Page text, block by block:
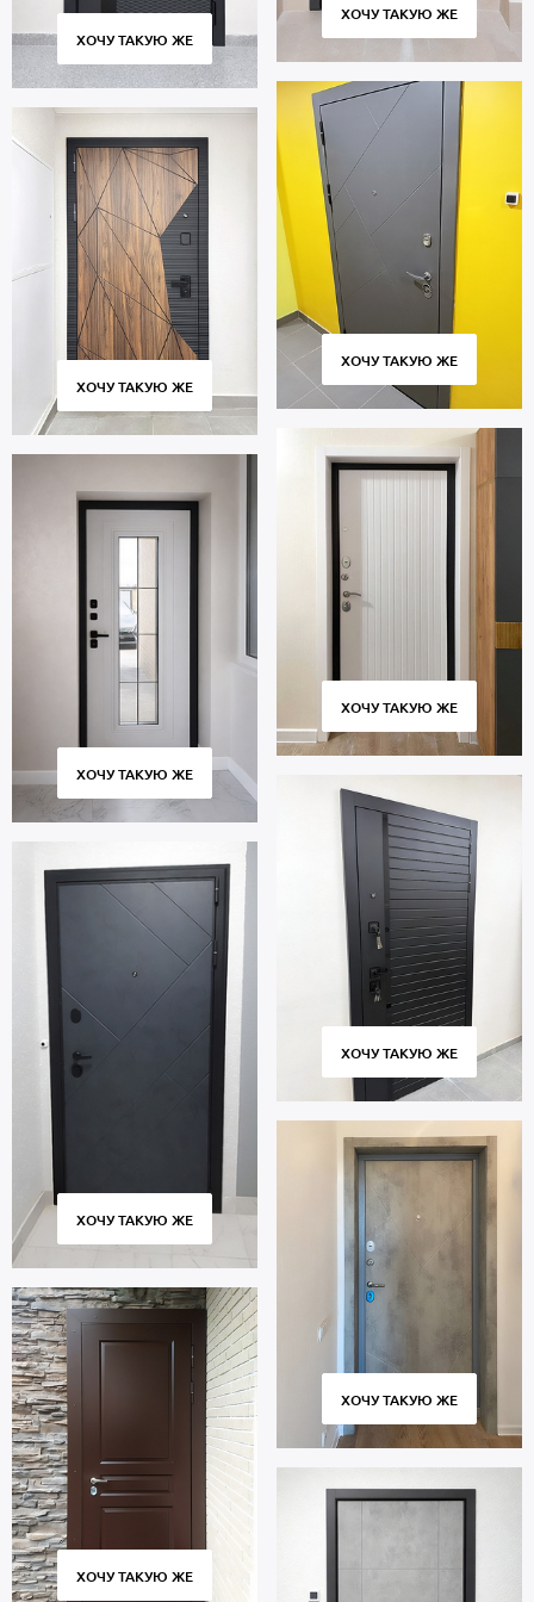
установка «под ключ». Гарантия 5 лет.
ХОЧУ ТАКУЮ ЖЕ
ХОЧУ ТАКУЮ ЖЕ
ХОЧУ ТАКУЮ ЖЕ
ХОЧУ ТАКУЮ ЖЕ
ХОЧУ ТАКУЮ ЖЕ
ХОЧУ ТАКУЮ ЖЕ
ХОЧУ ТАКУЮ ЖЕ
ХОЧУ ТАКУЮ ЖЕ
ХОЧУ ТАКУЮ ЖЕ
ХОЧУ ТАКУЮ ЖЕ